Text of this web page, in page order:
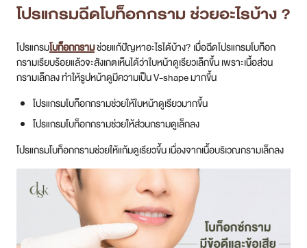
โปรแกรมฉีดโบท็อกกราม ช่วยอะไรบ้าง ?
โปรแกรมโบท็อกกรามช่วยแก้ปัญหาอะไรได้บ้าง? เมื่อฉีดโปรแกรมโบท็อก
กรามเรียบร้อยแล้วจะสังเกตเห็นได้ว่าใบหน้าดูเรียวเล็กขึ้น เพราะเนื้อส่วน
กรามเล็กลง ทำให้รูปหน้าดูมีความเป็น V-shape มากขึ้น
โปรแกรมโบท็อกกรามช่วยให้ใบหน้าดูเรียวมากขึ้น
โปรแกรมโบท็อกกรามช่วยให้ส่วนกรามดูเล็กลง
โปรแกรมโบท็อกกรามช่วยให้แก้มดูเรียวขึ้น เนื่องจากเนื้อบริเวณกรามเล็กลง